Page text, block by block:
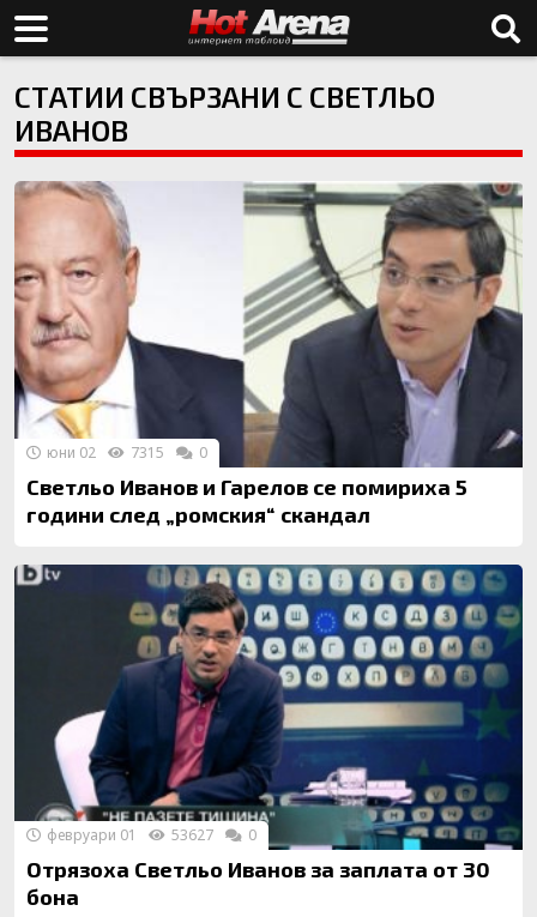
СТАТИИ СВЪРЗАНИ С СВЕТЛЬО
ИВАНОВ
Светльо Иванов и Гарелов се помириха 5
години след „ромския“ скандал
юни 02 7315 0
Отрязоха Светльо Иванов за заплата от 30
бона
февруари 01 53627 0